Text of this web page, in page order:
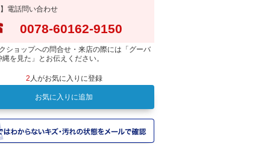
】電話問い合わせ
0078-60162-9150
ショップへの問合せ・来店の際には「グーバ
縄を見た」とお伝えください。
2 人がお気に入りに登録
お気に入りに追加